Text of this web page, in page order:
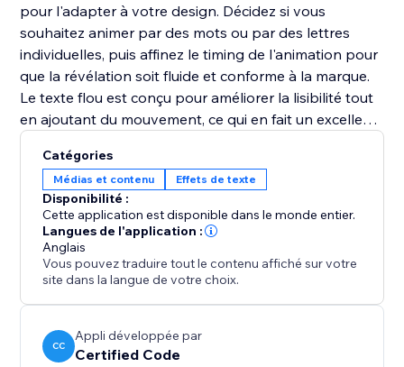
pour l'adapter à votre design. Décidez si vous
souhaitez animer par des mots ou par des lettres
individuelles, puis affinez le timing de l'animation pour
que la révélation soit fluide et conforme à la marque.
Le texte flou est conçu pour améliorer la lisibilité tout
en ajoutant du mouvement, ce qui en fait un excellent
se démarque sans surcharger le reste de la page.
Utilisez-le pour mettre en évidence les lancements,
introduire des slogans ou simplement donner à votre
site
Catégories
Médias et contenu Effets de texte
Disponibilité :
Cette application est disponible dans le monde entier.
Langues de l'application :
Anglais
Vous pouvez traduire tout le contenu affiché sur votre
site dans la langue de votre choix.
CC
Appli développée par
Certified Code